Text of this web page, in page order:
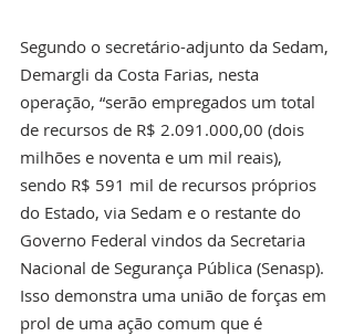
Segundo o secretário-adjunto da Sedam,
Demargli da Costa Farias, nesta
operação, “serão empregados um total
de recursos de R$ 2.091.000,00 (dois
milhões e noventa e um mil reais),
sendo R$ 591 mil de recursos próprios
do Estado, via Sedam e o restante do
Governo Federal vindos da Secretaria
Nacional de Segurança Pública (Senasp).
Isso demonstra uma união de forças em
prol de uma ação comum que é